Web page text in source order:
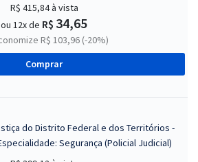
R$ 415,84à vista
ou 12x de R$ 34,65
R$ 103,96 (-20%)
Comprar
do Distrito Federal e dos Territórios -
Segurança (Policial Judicial)